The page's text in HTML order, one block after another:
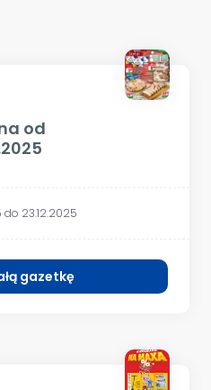
od
do 23.12.2025
gazetkę